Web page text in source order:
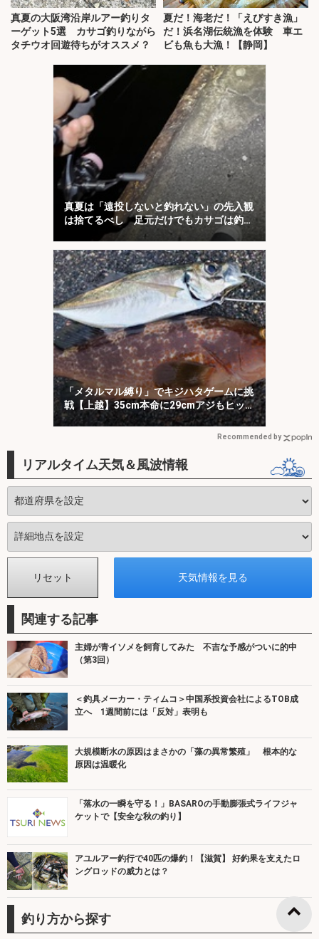
真夏の大阪湾沿岸ルアー釣りタ
ーゲット5選 カサゴ釣りながら
タチウオ回遊待ちがオススメ？
夏だ！海老だ！「えびすき漁」
だ！浜名湖伝統漁を体験 車エ
ビも魚も大漁！【静岡】
真夏は「遠投しないと釣れない」の先入観
は捨てるべし 足元だけでもカサゴは釣れ
「メタルマル縛り」でキジハタゲームに挑
戦【上越】35cm本命に29cmアジもヒッ
ト！
Recommended by
リアルタイム天気＆風波情報
関連する記事
主婦が青イソメを飼育してみた 不吉な予感がついに的中
（第3回）
＜釣具メーカー・ティムコ＞中国系投資会社によるTOB成
立へ 1週間前には「反対」表明も
大規模断水の原因はまさかの「藻の異常繁殖」 根本的な
原因は温暖化
「落水の一瞬を守る！」BASAROの手動膨張式ライフジャ
ケットで【安全な秋の釣り】
アユルアー釣行で40匹の爆釣！【滋賀】 好釣果を支えたロ
ングロッドの威力とは？
釣り方から探す